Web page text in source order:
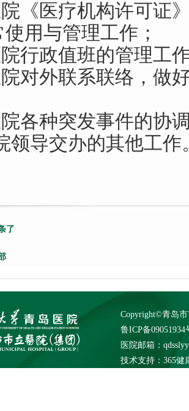
《医疗机构许可证
用与管理工作；
行政值班的管理工
对外联系联络，做
各种突发事件的协
领导交办的其他工作
了
Copyright©青岛
鲁ICP备09051934
医院邮箱：
技术支持： 365健